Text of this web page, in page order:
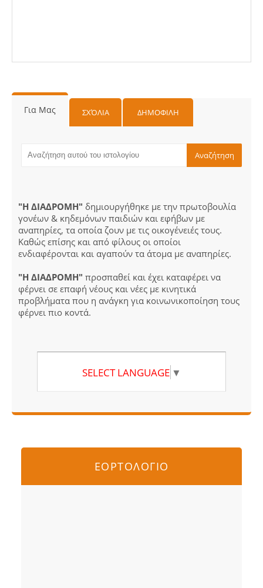
Για Μας ΣΧΌΛΙΑ ΔΗΜΟΦΙΛΗ
"Η ΔΙΑΔΡΟΜΗ" δημιουργήθηκε με την πρωτοβουλία
γονέων & κηδεμόνων παιδιών και εφήβων με
αναπηρίες, τα οποία ζουν με τις οικογένειές τους.
Καθώς επίσης και από φίλους οι οποίοι
ενδιαφέρονται και αγαπούν τα άτομα με αναπηρίες.
"Η ΔΙΑΔΡΟΜΗ" προσπαθεί και έχει καταφέρει να
φέρνει σε επαφή νέους και νέες με κινητικά
προβλήματα που η ανάγκη για κοινωνικοποίηση τους
φέρνει πιο κοντά.
SELECT LANGUAGE ▼
ΕΟΡΤΟΛΟΓΙΟ